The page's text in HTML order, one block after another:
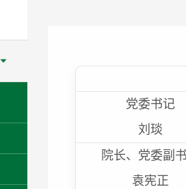
党委书记
刘琰
院长、党委副
袁宪正